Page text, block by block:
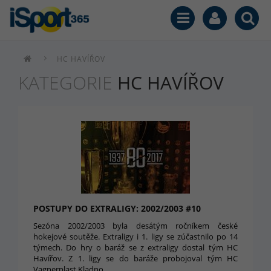
HC HAVÍŘOV
KATEGORIE HC HAVÍŘOV
POSTUPY DO EXTRALIGY: 2002/2003 #10
Sezóna 2002/2003 byla desátým ročníkem české
hokejové soutěže. Extraligy i 1. ligy se zúčastnilo po 14
týmech. Do hry o baráž se z extraligy dostal tým HC
Havířov. Z 1. ligy se do baráže probojoval tým HC